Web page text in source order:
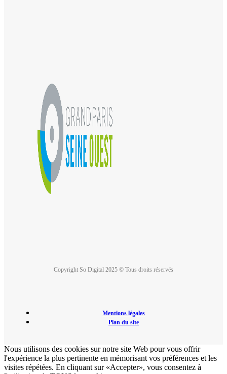
Copyright So Digital 2025 © Tous droits réservés
Mentions légales
Plan du site
Nous utilisons des cookies sur notre site Web pour vous offrir
l'expérience la plus pertinente en mémorisant vos préférences et les
visites répétées. En cliquant sur «Accepter», vous consentez à